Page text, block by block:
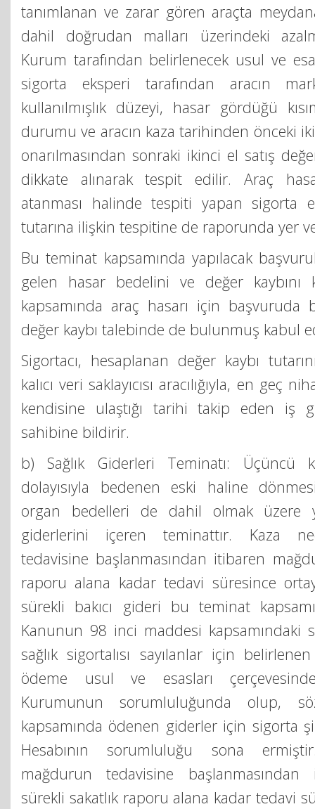
tanımlanan ve zarar gören araçta
dahil doğrudan malları üzerindeki
Kurum tarafından belirlenecek usul ve
sigorta eksperi tarafından aracın
kullanılmışlık düzeyi, hasar gördüğü
durumu ve aracın kaza tarihinden önceki
onarılmasından sonraki ikinci el satış
dikkate alınarak tespit edilir. Araç
atanması halinde tespiti yapan sigorta
tutarına ilişkin tespitine de raporunda yer
Bu teminat kapsamında yapılacak
gelen hasar bedelini ve değer kaybını
kapsamında araç hasarı için
değer kaybı talebinde de bulunmuş kabul
Sigortacı, hesaplanan değer kaybı
kalıcı veri saklayıcısı aracılığıyla, en geç
kendisine ulaştığı tarihi takip eden iş
sahibine bildirir.
b) Sağlık Giderleri Teminatı: Üçüncü
dolayısıyla bedenen eski haline
organ bedelleri de dahil olmak üzere
giderlerini içeren teminattır. Kaza
tedavisine başlanmasından itibaren
raporu alana kadar tedavi süresince
sürekli bakıcı gideri bu teminat
Kanunun 98 inci maddesi kapsamındaki
sağlık sigortalısı sayılanlar için
ödeme usul ve esasları
Kurumunun sorumluluğunda olup,
kapsamında ödenen giderler için sigorta
Hesabının sorumluluğu sona
mağdurun tedavisine
sürekli sakatlık raporu alana kadar tedavi